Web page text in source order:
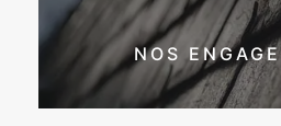
NOS